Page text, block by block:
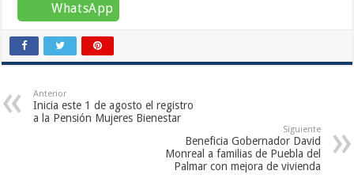
WhatsApp
Anterior
Inicia este 1 de agosto el registro
a la Pensión Mujeres Bienestar
Siguiente
Beneficia Gobernador David
Monreal a familias de Puebla del
Palmar con mejora de vivienda